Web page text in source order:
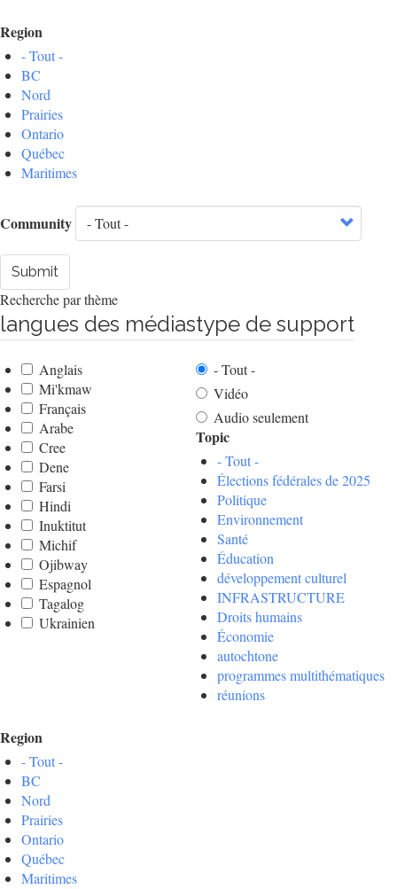
Region
- Tout -
BC
Nord
Prairies
Ontario
Québec
Maritimes
Community
Submit
Recherche par thème
langues des médias
Anglais
Mi'kmaw
Français
Arabe
Cree
Dene
Farsi
Hindi
Inuktitut
Michif
Ojibway
Espagnol
Tagalog
Ukrainien
type de support
- Tout -
Vidéo
Audio seulement
Topic
- Tout -
Élections fédérales de 2025
Politique
Environnement
Santé
Éducation
développement culturel
INFRASTRUCTURE
Droits humains
Économie
autochtone
programmes multithématiques
réunions
Region
- Tout -
BC
Nord
Prairies
Ontario
Québec
Maritimes